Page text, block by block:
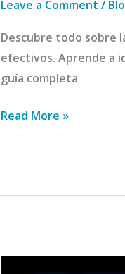
Leave a Comment /
Descubre todo sobre
efectivos. Aprende a
guía completa
Read More »